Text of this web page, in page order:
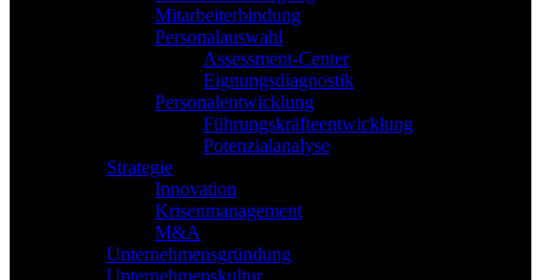
Mitarbeiterbindung
Personalauswahl
Assessment-Center
Eignungsdiagnostik
Personalentwicklung
Führungskräfteentwicklung
Potenzialanalyse
Strategie
Innovation
Krisenmanagement
M&A
Unternehmensgründung
Unternehmenskultur